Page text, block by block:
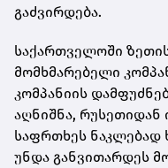
გაძვირდება.
საქართველოში
მომხმარებელი
კომპანიის
აღნიშნა, რუსეთიდან
საფრთხეს ნაკლებად
უნდა განვითარდეს